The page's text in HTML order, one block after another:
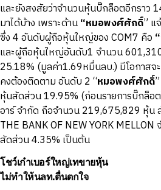
และยังสงสัยว่าจำนวนหุ้นบิ๊กล็อตอีกราว
มาได้บ้าง เพราะด้าน“หมอพงศ์ศักดิ์” แ
ซึ่ง 4 อันดับผู้ถือหุ้นใหญ่ของ COM7 คือ
และผู้ถือหุ้นใหญ่อันดับ1 จำนวน
25.18% (มูลค่า1.69หมื่นลบ.) มีโอกาสจ
คงต้องติดตาม อันดับ 2 “หมอพงศ์ศักดิ์
หุ้นสัดส่วน 19.95% (ก่อนรายการบิ๊กล็อ
อาร์ จำกัด ถือจำนวน 219,675,829 หุ้น
THE BANK OF NEW YORK
สัดส่วน 4.35% เป็นต้น
โชว์เก๋าเบอร์ใหญ่เทขายหุ้น
ไม่ทำให้นลท.ตื่นตกใจ